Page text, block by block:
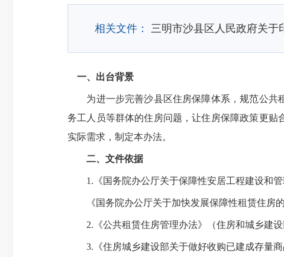
相关文件： 三明市沙县区人民政府关于
一、出台背景
为进一步完善沙县区住房保障体系，规范公共
务工人员等群体的住房问题，让住房保障政策更
实际需求， 制定本办法。
二、文件依据
1.《国务院办公厅关于保障性安居工程建设和管
《国务院办公厅关于加快发展保障性租赁住房的
2.《公共租赁住房管理办法》（住房和城乡建设
3.《住房城乡建设部关于做好收购已建成存量商